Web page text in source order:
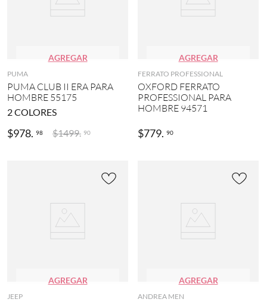
AGREGAR
PUMA
PUMA CLUB II ERA PARA
HOMBRE 55175
2COLORES
$978. 98 $1499. 90
AGREGAR
FERRATO PROFESSIONAL
OXFORD FERRATO
PROFESSIONAL PARA
HOMBRE 94571
$779. 90
AGREGAR
JEEP
AGREGAR
ANDREA MEN